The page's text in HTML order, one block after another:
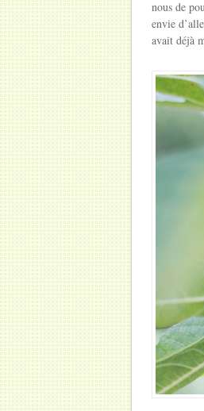
nous de
envie
avait déjà